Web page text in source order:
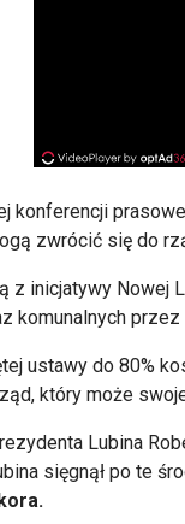
konferencji
zwrócić się do
ą z inicjatywy Nowej
komunalnych
ustawy do 80%
ąd, który może
Lubina
sięgnął po te